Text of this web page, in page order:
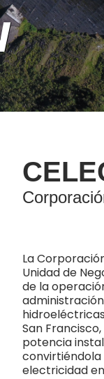
170
LEER MÁS
La
Unidad de
de la
San
potencia
electricidad